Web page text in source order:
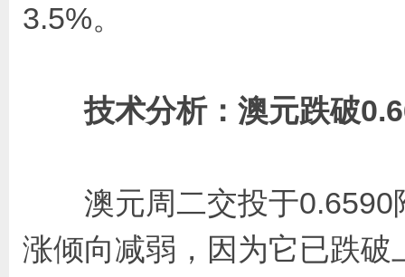
3.5%。
技术分析：澳元跌破
澳元周二交投于0.6590
涨倾向减弱，因为它已跌